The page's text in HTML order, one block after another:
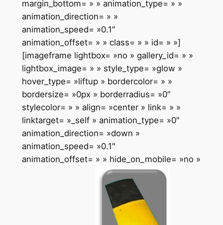
margin_bottom= » » animation_type= » »
animation_direction= » »
animation_speed= »0.1″
animation_offset= » » class= » » id= » »]
[imageframe lightbox= »no » gallery_id= » »
lightbox_image= » » style_type= »glow »
hover_type= »liftup » bordercolor= » »
bordersize= »0px » borderradius= »0″
stylecolor= » » align= »center » link= » »
linktarget= »_self » animation_type= »0″
animation_direction= »down »
animation_speed= »0.1″
animation_offset= » » hide_on_mobile= »no »